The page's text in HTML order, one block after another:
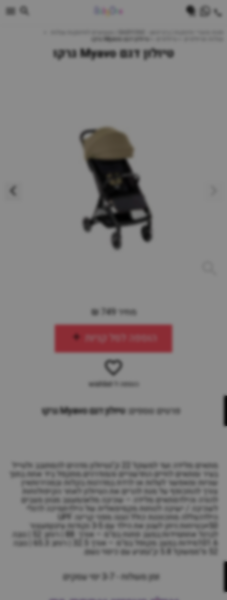
טיולון דגם Myavo גרקו
מחיר 749 ₪
הוספה לסל קניות
הוספה ל-wishlist
פרטים נוספים:טיולון דגם Myavo גרקו
מתאים מלידה ועד למשקל 22 ק"גטיולון מדהים להסתובב ולטייל
בעיר ומתאים לחיים החדשניים והמודרנים.מתקפל ביד אחת בתוך
שניות ומאפשר לעלות או לרדת במדרגות בקלות ובמהירותאין
צורך להתכופף על מנת להרים את הטיולון לאחר הקיפולוחות
להורה והילדמתאים מלידה – שכיבה מלאהמעצב מגוון מצבים
לשכיבה / ישיבה לנוחות מקסימאלית של הילדתמיכה לרגלי
הילדהצללה מתכווננת כולל הגנה מפני קרינה UPF
50+בטיחות:ניתן לעגון את הילד עם 3-5 נקודות עיגוןמעצור
לברגל אחתמידות:במצב פתוח בס"מ – אורך: 88 | רוחב 52 | גובה
101.6מידות במצב מקופל בס"מ – אורך 32.5 | רוחב 65.3 | גובה
זמן משלוח - 3-7 ימי עסקים